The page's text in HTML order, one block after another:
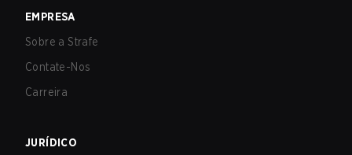
EMPRESA
Sobre a Strafe
Contate-Nos
Carreira
JURÍDICO